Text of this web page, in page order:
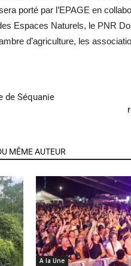
porté par l’EPAGE en
Espaces Naturels, le PNR
d’agriculture, les
de Séquanie
MÊME AUTEUR
A la Une